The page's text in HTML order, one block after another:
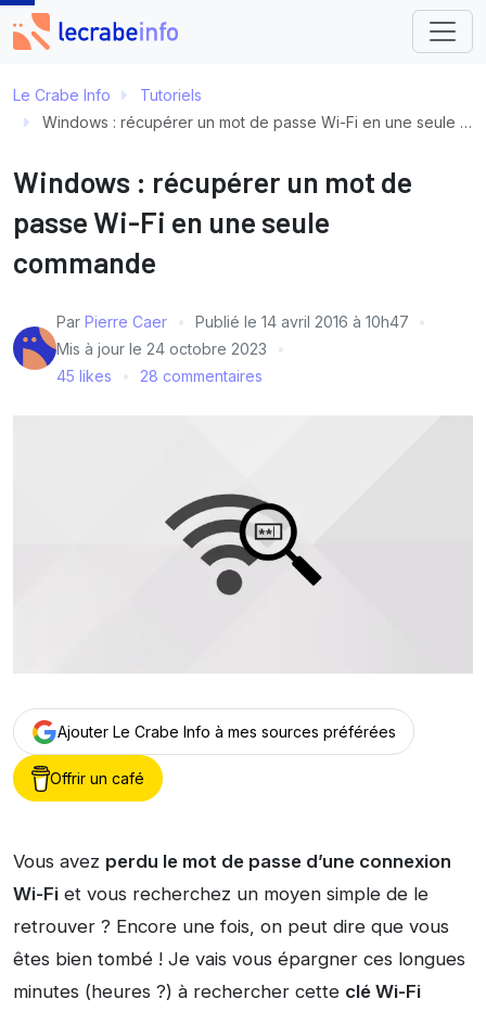
Le Crabe Info
Tutoriels
Windows : récupérer un mot de passe Wi-Fi en une seule commande
Windows : récupérer un mot de
passe Wi-Fi en une seule
commande
Par Pierre Caer Publié le 14 avril 2016 à 10h47
Mis à jour le 24 octobre 2023
45 likes
28 commentaires
Ajouter Le Crabe Info à mes sources préférées
Offrir un café
Vous avez perdu le mot de passe d’une connexion
Wi-Fi et vous recherchez un moyen simple de le
retrouver ? Encore une fois, on peut dire que vous
êtes bien tombé ! Je vais vous épargner ces longues
minutes (heures ?) à rechercher cette clé Wi-Fi